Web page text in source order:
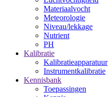
Materiaalvocht
Meteorologie
Niveau/lekkage
Nutrient
PH
Kalibratie
Kalibratieapparatuur
Instrumentkalibratie
Kennisbank
Toepassingen